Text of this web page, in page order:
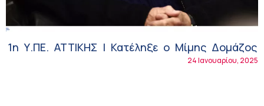
1η Υ.ΠΕ. ΑΤΤΙΚΗΣ | Κατέληξε ο Μίμης Δομάζος
24 Ιανουαρίου, 2025